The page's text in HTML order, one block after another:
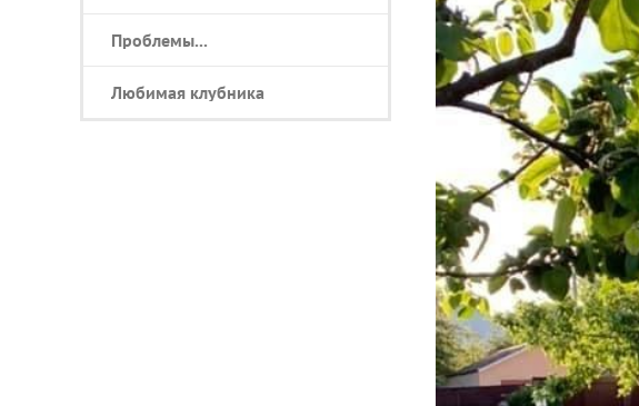
Проблемы...
Любимая клубника